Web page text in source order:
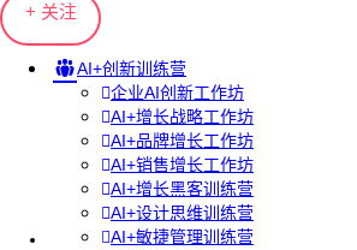
AI+创新训练营
企业AI创新工作坊
AI+增长战略工作坊
AI+品牌增长工作坊
AI+销售增长工作坊
AI+增长黑客训练营
AI+设计思维训练营
AI+敏捷管理训练营
+ 关注